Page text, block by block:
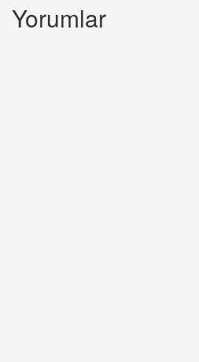
Yorumlar